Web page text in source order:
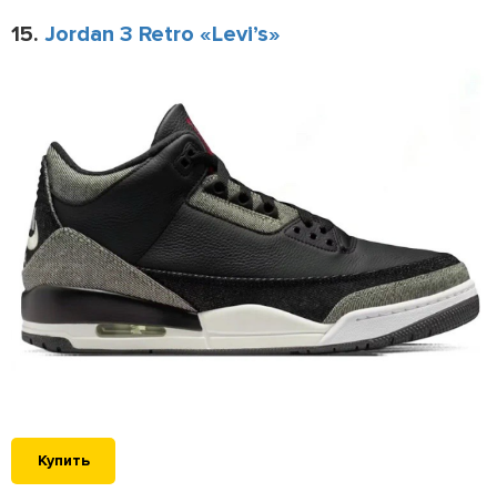
15. Jordan 3 Retro «Levi’s»
Купить